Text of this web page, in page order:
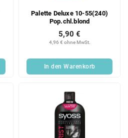
Palette Deluxe 10-55(240)
Pop.chl.blond
4,96 € ohne MwSt.
5,90 €
In den Warenkorb